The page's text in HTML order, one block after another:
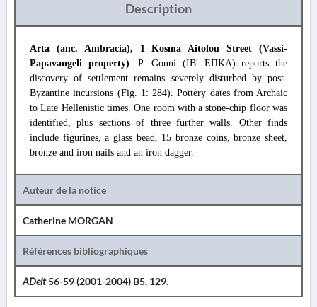
Description
Arta (anc. Ambracia), 1 Kosma Aitolou Street (Vassi-
Papavangeli property). P. Gouni (ΙΒ' ΕΠΚΑ) reports the
discovery of settlement remains severely disturbed by post-
Byzantine incursions (Fig. 1: 284). Pottery dates from Archaic
to Late Hellenistic times. One room with a stone-chip floor was
identified, plus sections of three further walls. Other finds
include figurines, a glass bead, 15 bronze coins, bronze sheet,
bronze and iron nails and an iron dagger.
Auteur de la notice
Catherine MORGAN
Références bibliographiques
ADelt56-59 (2001-2004) B5, 129.